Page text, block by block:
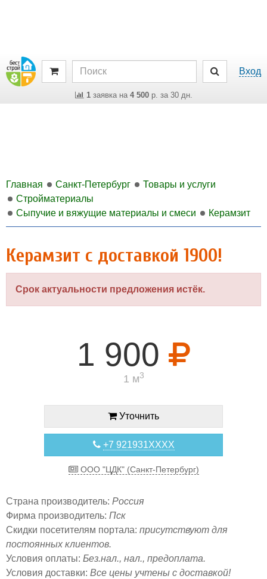
Вход
1заявка на 4 500р. за 30 дн.
Главная Санкт-Петербург
Товары и услуги
Стройматериалы
Сыпучие и вяжущие материалы и смеси
Керамзит
Керамзит с доставкой 1900!
Срок актуальности предложения истёк.
1 900
1 м3
Уточнить
+7 921931XXXX
ООО "ЦДК" (Санкт-Петербург)
Страна производитель: Россия
Фирма производитель: Пск
Скидки посетителям портала: присутствуют для
постоянных клиентов.
Условия оплаты: Без.нал., нал., предоплата.
Условия доставки: Все цены учтены с доставкой!